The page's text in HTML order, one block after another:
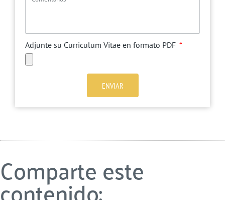
Adjunte su Curriculum Vitae en formato PDF
ENVIAR
Comparte este